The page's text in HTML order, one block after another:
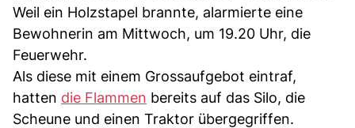
Weil ein Holzstapel brannte, alarmierte eine
Bewohnerin am Mittwoch, um 19.20 Uhr, die
Feuerwehr.
Als diese mit einem Grossaufgebot eintraf,
hatten die Flammen bereits auf das Silo, die
Scheune und einen Traktor übergegriffen.